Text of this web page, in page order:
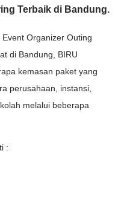
Terbaik di Bandung.
Organizer Outing
di Bandung, BIRU
kemasan paket yang
perusahaan, instansi,
melalui beberapa
: